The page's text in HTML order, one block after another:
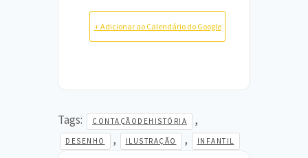
+ Adicionar ao Calendário do Google
Tags: CONTAÇÃODEHISTÓRIA ,
DESENHO , ILUSTRAÇÃO , INFANTIL